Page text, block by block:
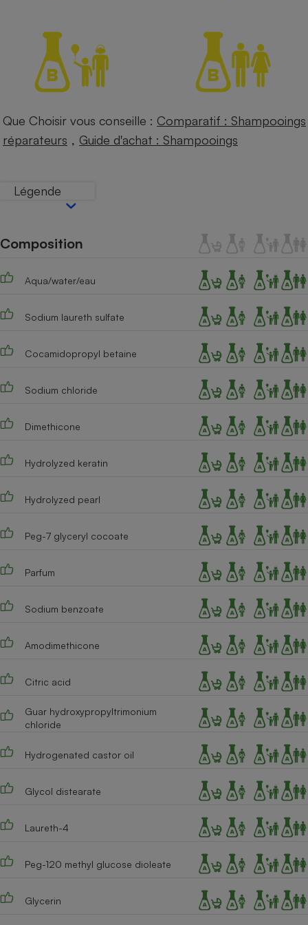
Que Choisir vous conseille : Comparatif : Shampooings
réparateurs , Guide d'achat : Shampooings
Légende
Composition
Aqua/water/eau
Sodium laureth sulfate
Cocamidopropyl betaine
Sodium chloride
Dimethicone
Hydrolyzed keratin
Hydrolyzed pearl
Peg-7 glyceryl cocoate
Parfum
Sodium benzoate
Amodimethicone
Citric acid
Guar hydroxypropyltrimonium
chloride
Hydrogenated castor oil
Glycol distearate
Laureth-4
Peg-120 methyl glucose dioleate
Glycerin
Complément
alimentaire
Assurance emprunteur
induction
Climatiseur -
Ventilateur
Cafetière à expressos
Robot ménager
Téléphone mobile -
Smartphone
Antivirus
Matelas
Radiateur électrique
Ventilateur
Mutuelle